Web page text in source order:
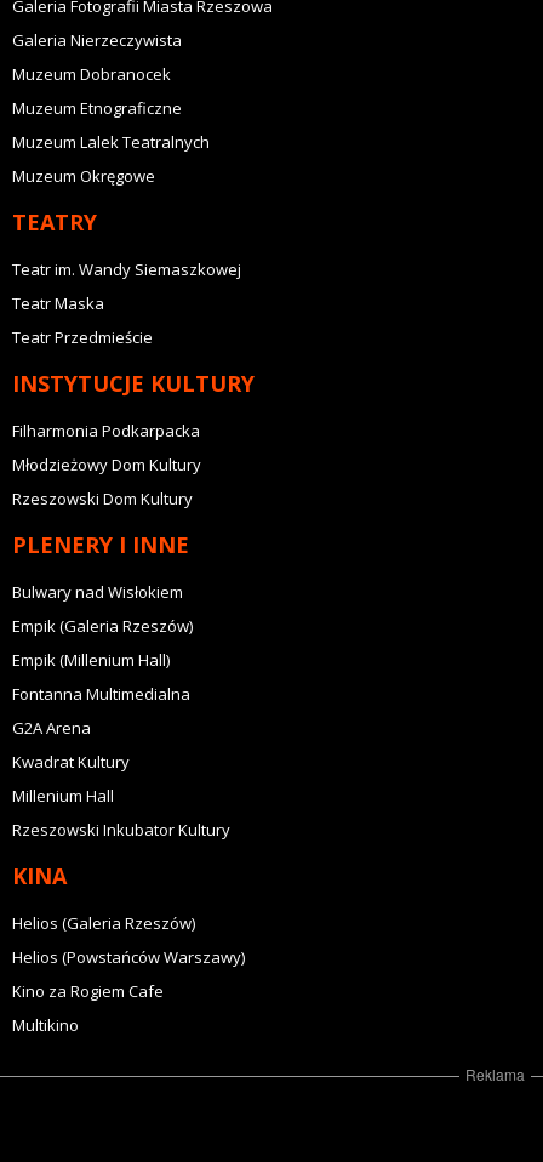
Galeria Fotografii Miasta Rzeszowa
Galeria Nierzeczywista
Muzeum Dobranocek
Muzeum Etnograficzne
Muzeum Lalek Teatralnych
Muzeum Okręgowe
TEATRY
Teatr im. Wandy Siemaszkowej
Teatr Maska
Teatr Przedmieście
INSTYTUCJE KULTURY
Filharmonia Podkarpacka
Młodzieżowy Dom Kultury
Rzeszowski Dom Kultury
PLENERY I INNE
Bulwary nad Wisłokiem
Empik (Galeria Rzeszów)
Empik (Millenium Hall)
Fontanna Multimedialna
G2A Arena
Kwadrat Kultury
Millenium Hall
Rzeszowski Inkubator Kultury
KINA
Helios (Galeria Rzeszów)
Helios (Powstańców Warszawy)
Kino za Rogiem Cafe
Multikino
Reklama